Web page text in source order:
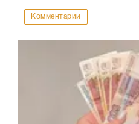
Комментарии